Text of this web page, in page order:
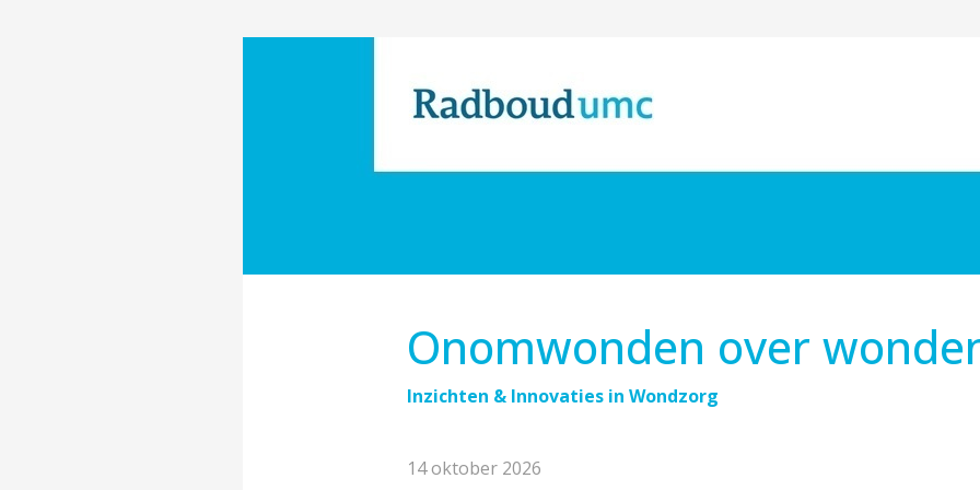
Onomwonden over
Inzichten & Innovaties in Wondzorg
14 oktober 2026